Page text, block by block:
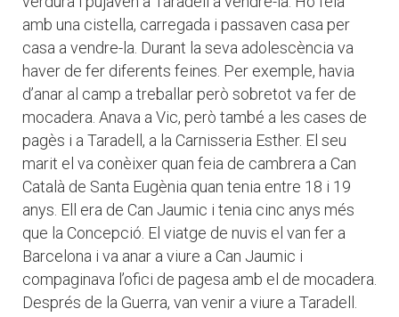
amb una cistella, carregada i passaven casa per
casa a vendre-la. Durant la seva adolescència va
haver de fer diferents feines. Per exemple, havia
d’anar al camp a treballar però sobretot va fer de
mocadera. Anava a Vic, però també a les cases de
pagès i a Taradell, a la Carnisseria Esther. El seu
marit el va conèixer quan feia de cambrera a Can
Català de Santa Eugènia quan tenia entre 18 i 19
anys. Ell era de Can Jaumic i tenia cinc anys més
que la Concepció. El viatge de nuvis el van fer a
Barcelona i va anar a viure a Can Jaumic i
compaginava l’ofici de pagesa amb el de mocadera.
Després de la Guerra, van venir a viure a Taradell.